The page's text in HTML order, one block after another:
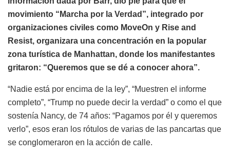
movimiento “Marcha por la Verdad”, integrado por
organizaciones civiles como MoveOn y Rise and
Resist, organizara una concentración en la popular
zona turística de Manhattan, donde los manifestantes
gritaron: “Queremos que se dé a conocer ahora”.
“Nadie está por encima de la ley”, “Muestren el informe
completo”, “Trump no puede decir la verdad” o como el que
sostenía Nancy, de 74 años: “Pagamos por él y queremos
verlo”, esos eran los rótulos de varias de las pancartas que
se conglomeraron en la acción de calle.